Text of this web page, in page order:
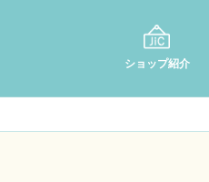
ショップ紹介